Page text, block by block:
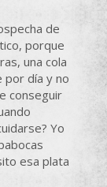
de
porque
una cola
por día y no
conseguir
Yo
esa plata